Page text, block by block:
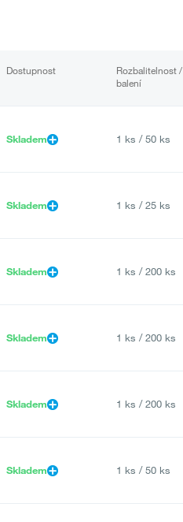
Dostupnost
Rozbalitelnost /
balení
Skladem 1 ks / 50 ks
Skladem 1 ks / 25 ks
Skladem 1 ks / 200 ks
Skladem 1 ks / 200 ks
Skladem 1 ks / 200 ks
Skladem 1 ks / 50 ks